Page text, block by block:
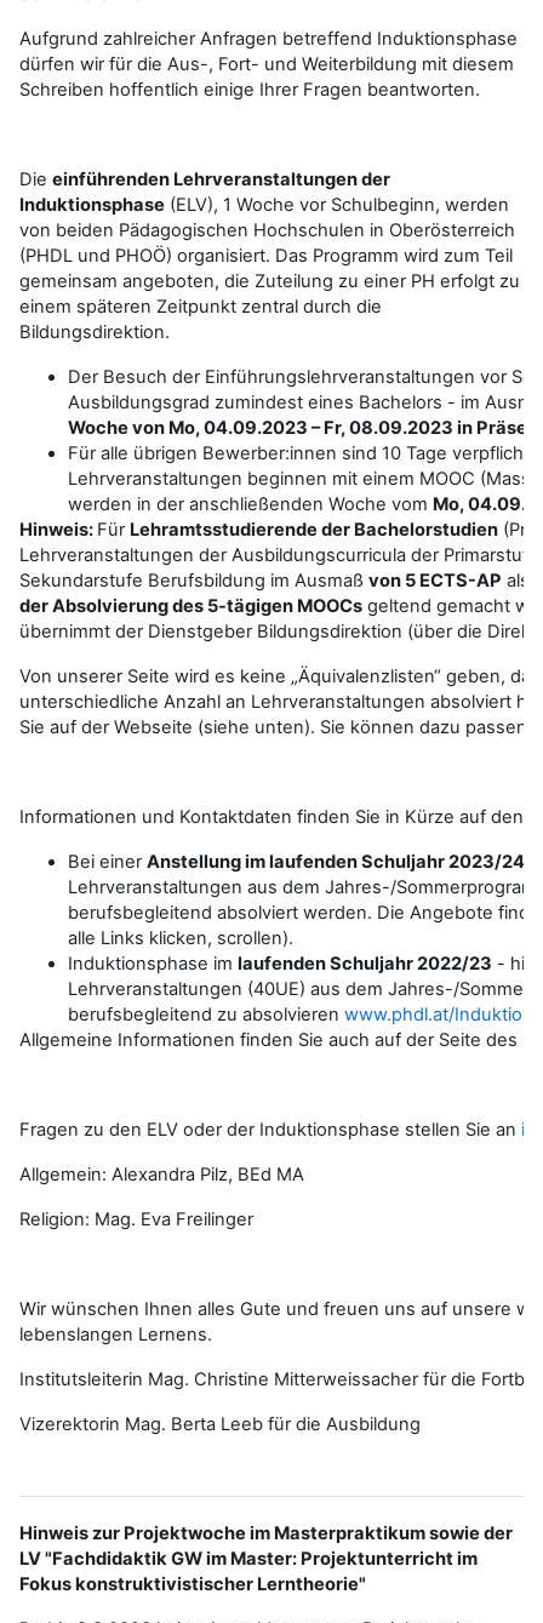
Aufgrund zahlreicher Anfragen betreffend Induktionsphase
dürfen wir für die Aus-, Fort- und Weiterbildung mit diesem
Schreiben hoffentlich einige Ihrer Fragen beantworten.
Die einführenden Lehrveranstaltungen der
Induktionsphase (ELV), 1 Woche vor Schulbeginn, werden
von beiden Pädagogischen Hochschulen in Oberösterreich
(PHDL und PHOÖ) organisiert. Das Programm wird zum Teil
gemeinsam angeboten, die Zuteilung zu einer PH erfolgt zu
einem späteren Zeitpunkt zentral durch die
Bildungsdirektion.
Der Besuch der Einführungslehrveranstaltungen vor
Ausbildungsgrad zumindest eines Bachelors - im
Woche von Mo, 04.09.2023 – Fr, 08.09.2023 in
Für alle übrigen Bewerber:innen sind 10 Tage
Lehrveranstaltungen beginnen mit einem MOOC
werden in der anschließenden Woche vom Mo,
Hinweis: Für Lehramtsstudierende der Bachelorstudien
Lehrveranstaltungen der Ausbildungscurricula der
Sekundarstufe Berufsbildung im Ausmaß von 5 ECTS-AP als
der Absolvierung des 5-tägigen MOOCs geltend gemacht
übernimmt der Dienstgeber Bildungsdirektion (über die
Von unserer Seite wird es keine „Äquivalenzlisten“ geben,
unterschiedliche Anzahl an Lehrveranstaltungen absolviert
Sie auf der Webseite (siehe unten). Sie können dazu
Informationen und Kontaktdaten finden Sie in Kürze auf den
Bei einerAnstellung im laufenden Schuljahr 2023/24
Lehrveranstaltungen aus dem Jahres-/
berufsbegleitend absolviert werden. Die Angebote
alle Links klicken, scrollen).
Induktionsphase im laufenden Schuljahr 2022/23 -
Lehrveranstaltungen (40UE) aus dem Jahres-/
berufsbegleitend zu absolvieren www.phdl.at/Induktion
Allgemeine Informationen finden Sie auch auf der Seite des
Fragen zu den ELV oder der Induktionsphase stellen Sie an
Allgemein: Alexandra Pilz, BEd MA
Religion: Mag. Eva Freilinger
Wir wünschen Ihnen alles Gute und freuen uns auf unsere
lebenslangen Lernens.
Institutsleiterin Mag. Christine Mitterweissacher für die
Vizerektorin Mag. Berta Leeb für die Ausbildung
Hinweis zur Projektwoche im Masterpraktikum sowie der
LV "Fachdidaktik GW im Master: Projektunterricht im
Fokus konstruktivistischer Lerntheorie"